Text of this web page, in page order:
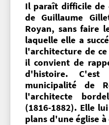
Il paraît difficile
de Guillaume
Royan, sans faire
laquelle elle a
l'architecture de
il convient de
d'histoire.
municipalité de
l'architecte
(1816-1882). Elle
plans d'une église